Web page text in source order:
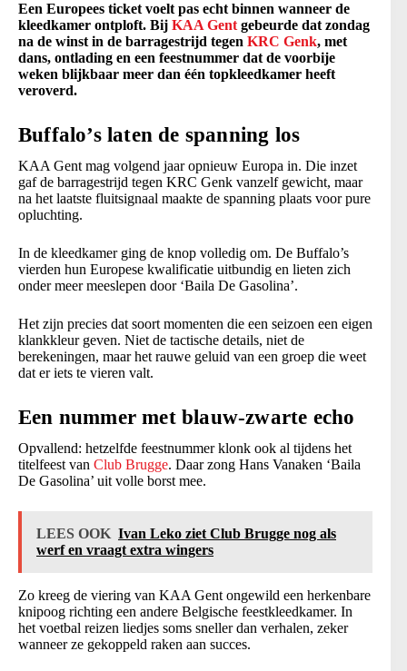
Een Europees ticket voelt pas echt binnen wanneer de
kleedkamer ontploft. Bij KAA Gent gebeurde dat zondag
na de winst in de barragestrijd tegen KRC Genk, met
dans, ontlading en een feestnummer dat de voorbije
weken blijkbaar meer dan één topkleedkamer heeft
veroverd.
Buffalo’s laten de spanning los
KAA Gent mag volgend jaar opnieuw Europa in. Die inzet
gaf de barragestrijd tegen KRC Genk vanzelf gewicht, maar
na het laatste fluitsignaal maakte de spanning plaats voor pure
opluchting.
In de kleedkamer ging de knop volledig om. De Buffalo’s
vierden hun Europese kwalificatie uitbundig en lieten zich
onder meer meeslepen door ‘Baila De Gasolina’.
Het zijn precies dat soort momenten die een seizoen een eigen
klankkleur geven. Niet de tactische details, niet de
berekeningen, maar het rauwe geluid van een groep die weet
dat er iets te vieren valt.
Een nummer met blauw-zwarte echo
Opvallend: hetzelfde feestnummer klonk ook al tijdens het
titelfeest van Club Brugge. Daar zong Hans Vanaken ‘Baila
De Gasolina’ uit volle borst mee.
LEES OOK Ivan Leko ziet Club Brugge nog als
werf en vraagt extra wingers
Zo kreeg de viering van KAA Gent ongewild een herkenbare
knipoog richting een andere Belgische feestkleedkamer. In
het voetbal reizen liedjes soms sneller dan verhalen, zeker
wanneer ze gekoppeld raken aan succes.